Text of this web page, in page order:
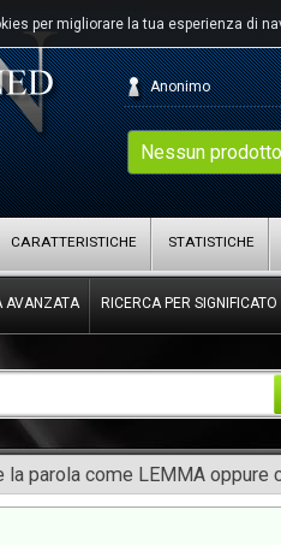
per migliorare la tua esperienza di
Nessun
Anonimo
CARATTERISTICHE STATISTICHE
AVANZATA RICERCA PER SIGNIFICATO
la parola come LEMMA oppure